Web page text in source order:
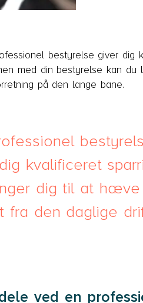
bestyrelse giver
med din bestyrelse kan
på den lange bane.
kvalificeret
dig til at hæve
fra den daglige
ved en